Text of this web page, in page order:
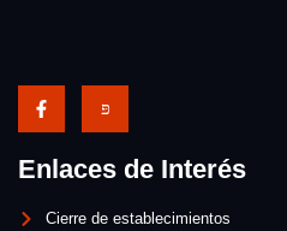
Enlaces de Interés
Cierre de establecimientos